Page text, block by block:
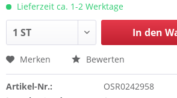
Lieferzeit ca. 1-2 Werktage
In den
Merken Bewerten
Artikel-Nr.:
OSR0242958